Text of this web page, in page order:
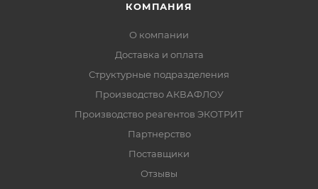
КОМПАНИЯ
О компании
Доставка и оплата
Структурные подразделения
Производство АКВАФЛОУ
Производство реагентов ЭКОТРИТ
Партнерство
Поставщики
Отзывы